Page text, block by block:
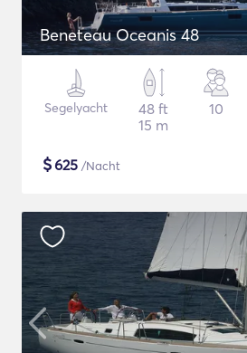
Beneteau Oceanis 48
Segelyacht
48 ft
15 m
10
$625 /Nacht